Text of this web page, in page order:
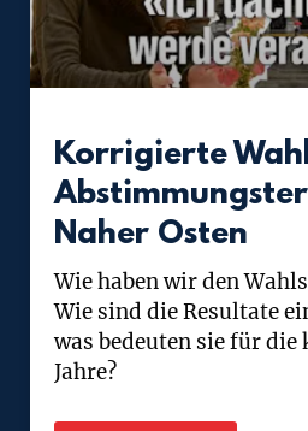
Korrigierte
Naher Osten
Wie haben wir den
Wie sind die Resultate
was bedeuten sie für die
Jahre?